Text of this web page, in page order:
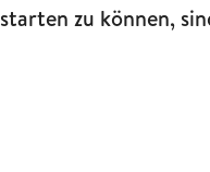
zu können,